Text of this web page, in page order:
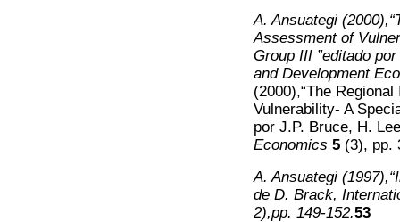
A. Ansuategi
Assessment of
Group III ”editado
and Development
(2000),“The
Vulnerability- A
por J.P. Bruce, H.
Economics 5 (3), pp.
A. Ansuategi
de D. Brack,
2),pp. 149-152.53